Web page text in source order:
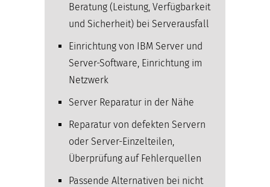
Beratung (Leistung, Verfügbarkeit
und Sicherheit) bei Serverausfall
Einrichtung von IBM Server und
Server-Software, Einrichtung im
Netzwerk
Server Reparatur in der Nähe
Reparatur von defekten Servern
oder Server-Einzelteilen,
Überprüfung auf Fehlerquellen
Passende Alternativen bei nicht